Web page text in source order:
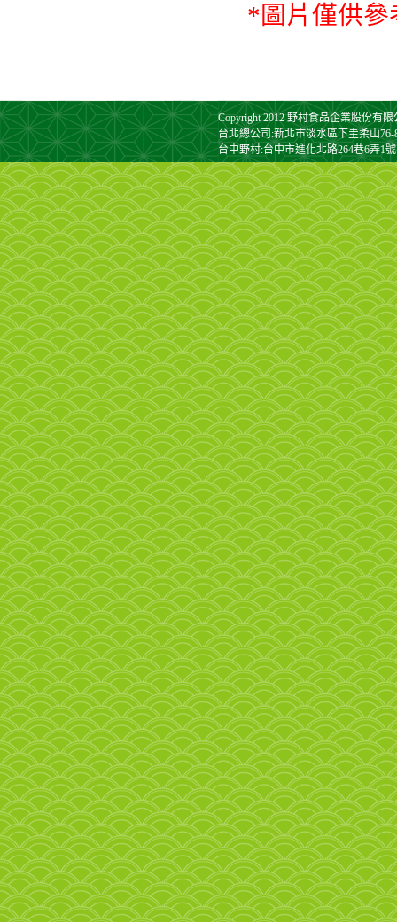
*圖片僅供參
Copyright 2012 野村食品企業股份有限
台北總公司:新北市淡水區下圭柔山76-
台中野村:台中市進化北路264巷6弄1號